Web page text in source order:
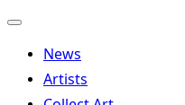
Toggle
navigationNews
Artists